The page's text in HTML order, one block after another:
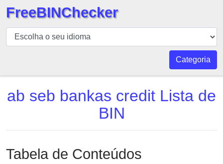
BIN
Verificador
BIN
Número
API
BIN
Generator
FreeBINChecker
Categoria
ab seb bankas credit Lista de
BIN
Tabela de Conteúdos